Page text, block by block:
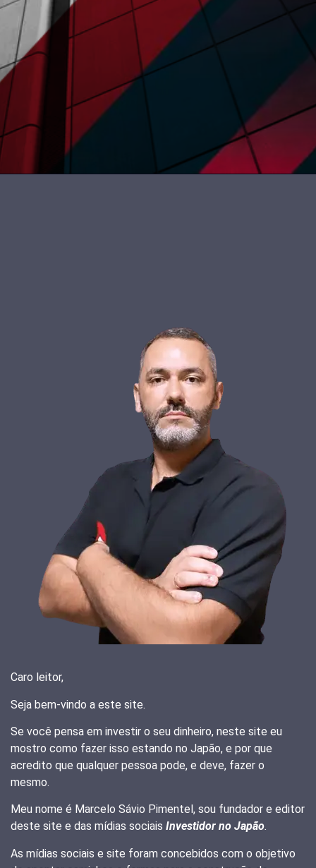
Caro leitor,
Seja bem-vindo a este site.
Se você pensa em investir o seu dinheiro, neste site eu
mostro como fazer isso estando no Japão, e por que
acredito que qualquer pessoa pode, e deve, fazer o
mesmo.
Meu nome é Marcelo Sávio Pimentel, sou fundador e editor
deste site e das mídias sociais Investidor no Japão.
As mídias sociais e site foram concebidos com o objetivo